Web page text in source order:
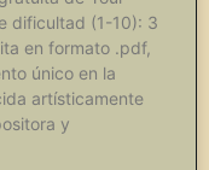
dificultad (1-10): 3
en formato .pdf,
único en la
artísticamente
y